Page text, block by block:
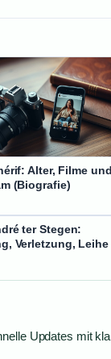
Alter, Filme
(Biografie)
ter Stegen:
Verletzung, Leihe
Updates mit